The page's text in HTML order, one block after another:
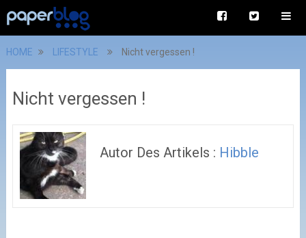
HOME LIFESTYLE Nicht vergessen !
Nicht vergessen !
Autor Des Artikels : Hibble